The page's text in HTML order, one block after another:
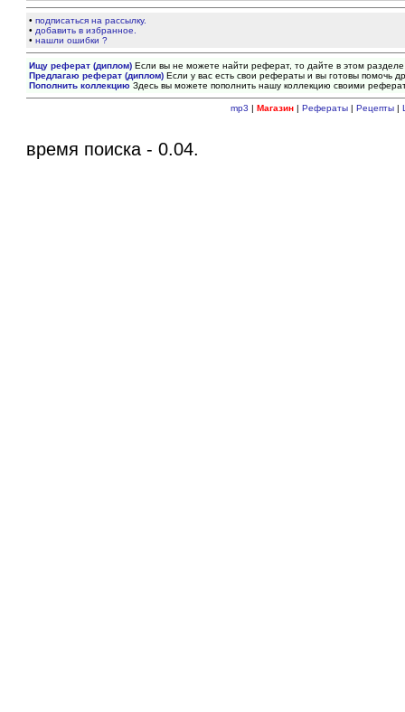
•подписаться на рассылку.
• добавить в избранное.
•нашли ошибки ?
Ищу реферат (диплом) Если вы не можете найти реферат, то дайте в этом
Предлагаю реферат (диплом) Если у вас есть свои рефераты и вы готовы помочь
Пополнить коллекцию Здесь вы можете пополнить нашу коллекцию своими
mp3 | Магазин| Рефераты| Рецепты|
время поиска - 0.04.